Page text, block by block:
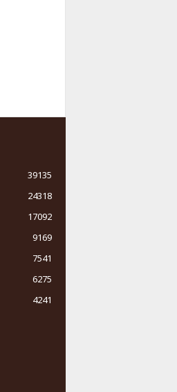
39135
24318
17092
9169
7541
6275
4241